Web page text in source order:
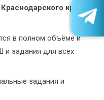
Краснодарского края
(23
в полном объёме и
и задания для всех
задания и